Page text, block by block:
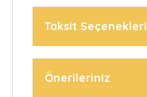
Taksit Seçenekleri
Önerileriniz